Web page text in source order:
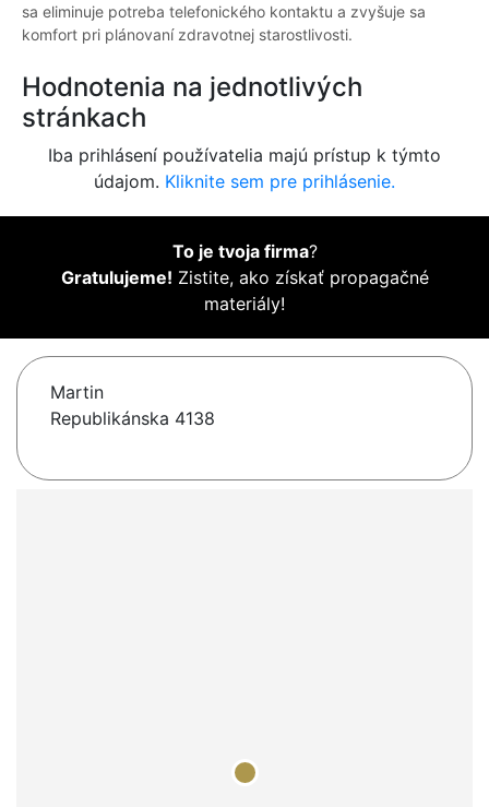
sa eliminuje potreba telefonického kontaktu a zvyšuje sa
komfort pri plánovaní zdravotnej starostlivosti.
Hodnotenia na jednotlivých
stránkach
Iba prihlásení používatelia majú prístup k týmto
údajom. Kliknite sem pre prihlásenie.
To je tvoja firma?
Gratulujeme! Zistite, ako získať propagačné
materiály!
Martin
Republikánska 4138